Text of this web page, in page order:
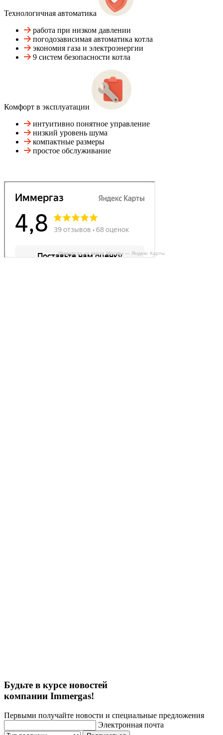
Технологичная автоматика
работа при низком давлении
погодозависимая автоматика котла
экономия газа и электроэнергии
9 систем безопасности котла
Комфорт в эксплуатации
интуитивно понятное управление
низкий уровень шума
компактные размеры
простое обслуживание
Иммергаз на карте Москвы — Яндекс Карты
Будьте в курсе новостей
компании Immergas!
Первыми получайте новости и специальные предложения
Электронная почта